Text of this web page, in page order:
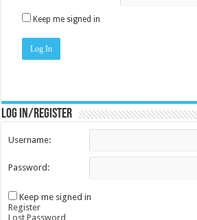
Keep me signed in
Log In
Log in/register
Username:
Password:
Keep me signed in
Register
Lost Password